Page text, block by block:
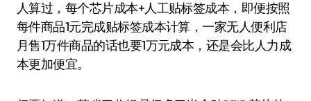
人算过，每个芯片成本+人工贴标签成本，即便按照
每件商品1元完成贴标签成本计算，一家无人便利店
月售1万件商品的话也要1万元成本，还是会比人力成
本更加便宜。